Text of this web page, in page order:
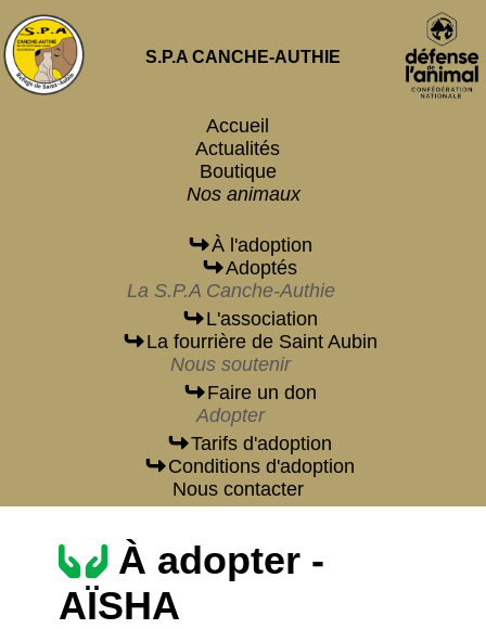
S.P.A CANCHE-AUTHIE
Accueil
Actualités
Boutique
Nos animaux
À l'adoption
Adoptés
La S.P.A Canche-Authie
L'association
La fourrière de Saint Aubin
Nous soutenir
Faire un don
Adopter
Tarifs d'adoption
Conditions d'adoption
Nous contacter
À adopter -
AÏSHA